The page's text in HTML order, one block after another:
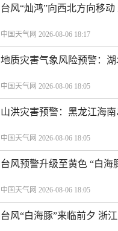
台风“灿鸿”向西北方向移
中国天气网 2026-08-06 18:17
地质灾害气象风险预警：
中国天气网 2026-08-06 18:05
山洪灾害预警：黑龙江海
中国天气网 2026-08-06 18:05
台风预警升级至黄色 “白海
中国天气网 2026-08-06 18:05
台风“白海豚”来临前夕 浙